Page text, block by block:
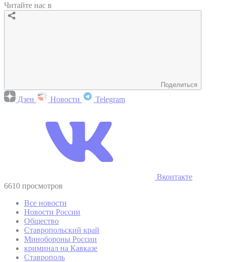
Читайте нас в
Поделиться
Дзен Новости Telegram
Вконтакте
6610 просмотров
Все новости
Новости России
Общество
Ставропольский край
Минобороны России
криминал на Кавказе
Ставрополь